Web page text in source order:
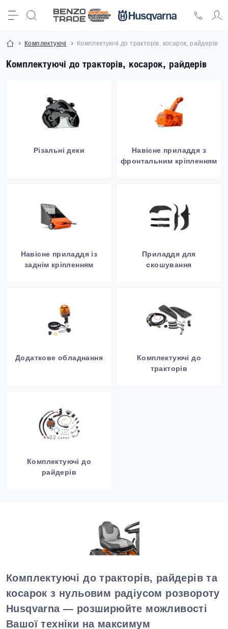
Комплектуючі Комплектуючі до тракторів, косарок, райдерів
Комплектуючі до тракторів, косарок, райдерів
Різальні деки
Навісне приладдя з
фронтальним кріпленням
Навісне приладдя із
заднім кріпленням
Приладдя для
скошування
Додаткове обладнання
Комплектуючі до
тракторів
Комплектуючі до
райдерів
Комплектуючі до тракторів, райдерів та
косарок з нульовим радіусом розвороту
Husqvarna — розширюйте можливості
Вашої техніки на максимум